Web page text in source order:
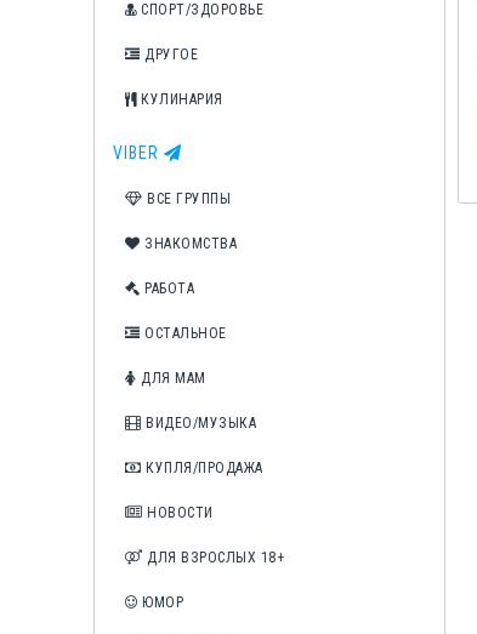
СПОРТ/ЗДОРОВЬЕ
ДРУГОЕ
КУЛИНАРИЯ
VIBER
ВСЕ ГРУППЫ
ЗНАКОМСТВА
РАБОТА
ОСТАЛЬНОЕ
ДЛЯ МАМ
ВИДЕО/МУЗЫКА
КУПЛЯ/ПРОДАЖА
НОВОСТИ
ДЛЯ ВЗРОСЛЫХ 18+
ЮМОР